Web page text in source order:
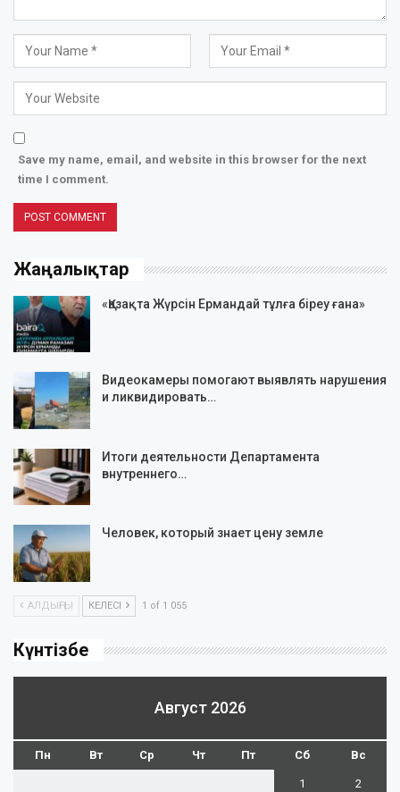
Save my name, email, and website in this browser for the next
time I comment.
Жаңалықтар
«Қазақта Жүрсін Ермандай тұлға біреу ғана»
Видеокамеры помогают выявлять нарушения
и ликвидировать…
Итоги деятельности Департамента
внутреннего…
Человек, который знает цену земле
АЛДЫҢҒЫ КЕЛЕСІ 1 of 1 055
Күнтізбе
Август 2026
Пн Вт Ср Чт Пт Сб Вс
1 2